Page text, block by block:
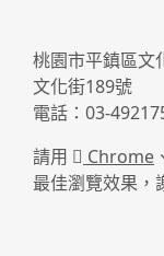
桃園市平鎮區文
文化街189號
電話：03-
請用
Chrome 、
最佳瀏覽效果，